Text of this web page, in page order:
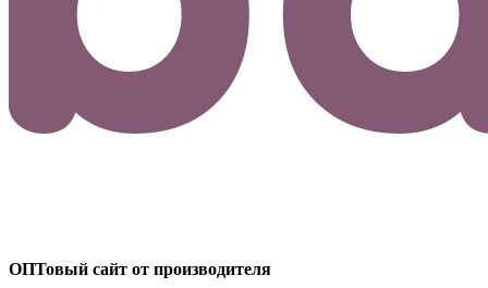
ОПТовый сайт от производителя